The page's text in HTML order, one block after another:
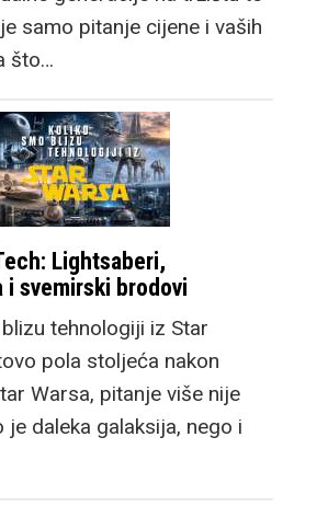
samo pitanje cijene i vaših
što…
Lightsaberi,
i svemirski brodovi
tehnologiji iz Star
pola stoljeća nakon
Warsa, pitanje više nije
je daleka galaksija, nego i